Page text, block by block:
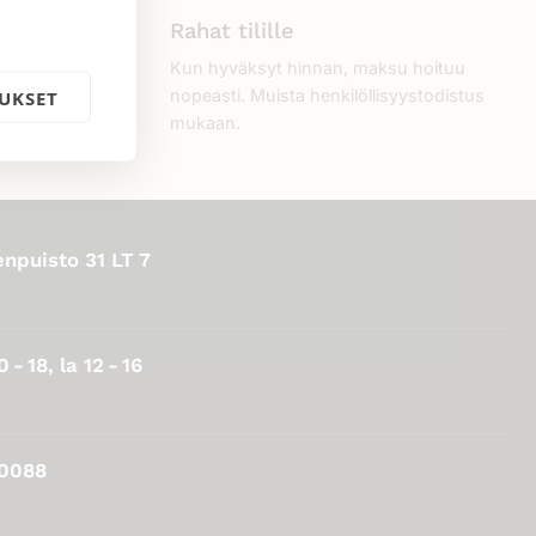
Rahat tilille
Kun hyväksyt hinnan, maksu hoituu
nopeasti. Muista henkilöllisyystodistus
mukaan.
31 LT 7
- 18, la 12 - 16